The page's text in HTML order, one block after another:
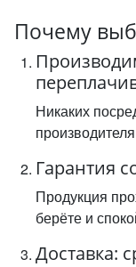
Почему
Никаких
Гарантия
Продукция
берёте и
Доставка: